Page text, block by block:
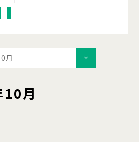
月
月